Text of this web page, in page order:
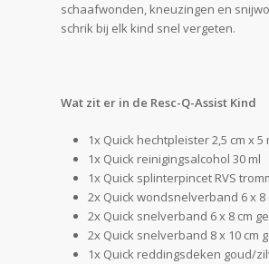
schaafwonden, kneuzingen en
schrik bij elk kind snel vergeten.
Wat zit er in de Resc-Q-Assist Kind
1x Quick hechtpleister 2,5 cm x 5
1x Quick reinigingsalcohol 30 ml
1x Quick splinterpincet RVS
2x Quick wondsnelverband 6 x 8
2x Quick snelverband 6 x 8 cm
2x Quick snelverband 8 x 10 cm
1x Quick reddingsdeken goud/